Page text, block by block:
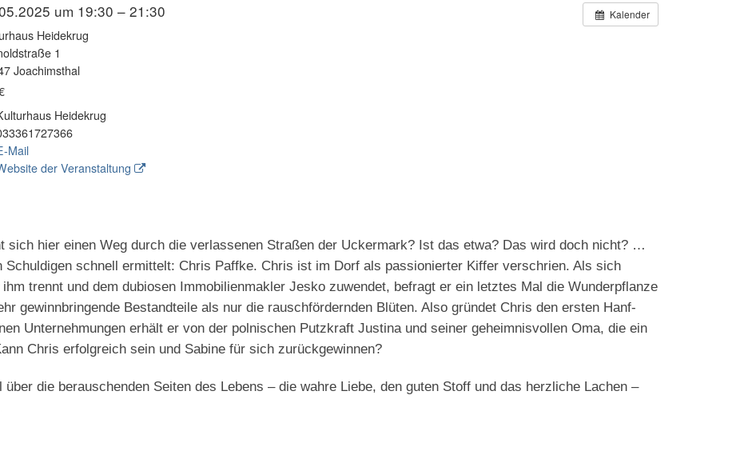
Kalender
um 19:30 – 21:30
Heidekrug
1
Joachimsthal
Heidekrug
Mail
der Veranstaltung
sich hier einen Weg durch die verlassenen Straßen der Uckermark? Ist das etwa? Das wird doch nicht? …
Schuldigen schnell ermittelt: Chris Paffke. Chris ist im Dorf als passionierter Kiffer verschrien. Als sich
trennt und dem dubiosen Immobilienmakler Jesko zuwendet, befragt er ein letztes Mal die Wunderpflanze
gewinnbringende Bestandteile als nur die rauschfördernden Blüten. Also gründet Chris den ersten Hanf-
Unternehmungen erhält er von der polnischen Putzkraft Justina und seiner geheimnisvollen Oma, die ein
Chris erfolgreich sein und Sabine für sich zurückgewinnen?
die berauschenden Seiten des Lebens – die wahre Liebe, den guten Stoff und das herzliche Lachen –